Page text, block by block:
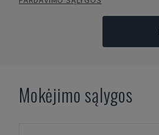
Mokėjimo sąlygos